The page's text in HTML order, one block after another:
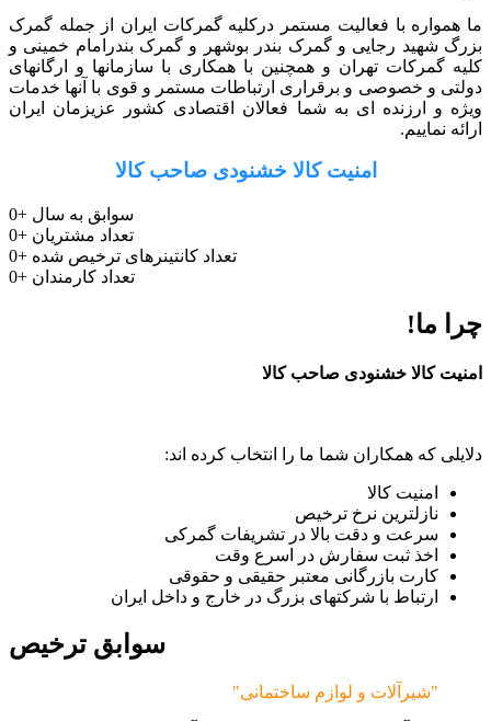
ما همواره با فعالیت مستمر درکلیه گمرکات ایران از جمله گمرک
بزرگ شهید رجایی و گمرک بندر بوشهر و گمرک بندرامام خمینی و
کلیه گمرکات تهران و همچنین با همکاری با سازمانها و ارگانهای
دولتی و خصوصی و برقراری ارتباطات مستمر و قوی با آنها خدمات
ویژه و ارزنده ای به شما فعالان اقتصادی کشور عزیزمان ایران
ارائه نماییم.
امنیت کالا خشنودی صاحب کالا
0+ سوابق به سال
0+ تعداد مشتریان
0+ تعداد کانتینرهای ترخیص شده
0+ تعداد کارمندان
چرا ما!
امنیت کالا خشنودی صاحب کالا
دلایلی که همکاران شما ما را انتخاب کرده اند:
امنیت کالا
نازلترین نرخ ترخیص
سرعت و دقت بالا در تشریفات گمرکی
اخذ ثبت سفارش در اسرع وقت
کارت بازرگانی معتبر حقیقی و حقوقی
ارتباط با شرکتهای بزرگ در خارج و داخل ایران
سوابق ترخیص
"شیرآلات و لوازم ساختمانی"